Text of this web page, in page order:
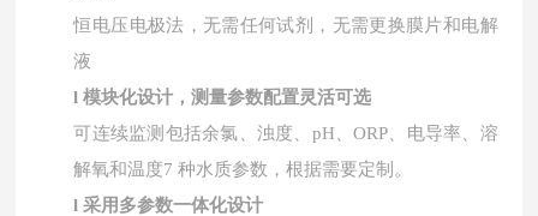
恒电压电极法，无需任何试剂，无需更换膜片和电解
液
l模块化设计，测量参数配置灵活可选
可连续监测包括余氯、浊度、 pH、ORP、电导率、溶
解氧和温度7 种水质参数，根据需要定制。
l采用多参数一体化设计